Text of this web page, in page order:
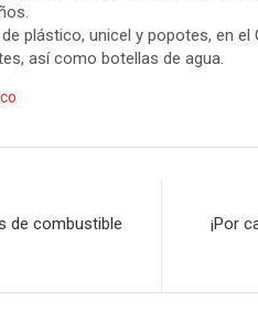
plástico, unicel y popotes, en
así como botellas de agua.
de combustible
¡Por